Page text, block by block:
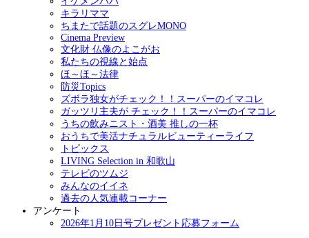
キラリママ
ちまたで話題のスグレMONO
Cinema Preview
文化財 仏像のよこがお
私たちの視線と始点
ほ～ほ～法律
防災Topics
ズボラ独女がチェック！！スーパーのイマコレ
ガッツリ主夫が チェック！！スーパーのイマコレ
うちの飲みニスト・酒美 推しの一杯
おうちで美活ナチュラルビューティーライフ
トピックス
LIVING Selection in 和歌山
テレビのツムジ
みんなのイイネ
過去の人気連載コーナー
アンケート
2026年1月10日号プレゼント応募フォーム